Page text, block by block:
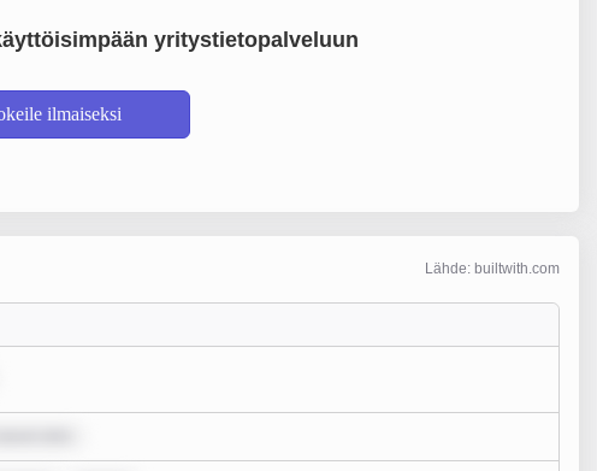
yritystietopalveluun
ilmaiseksi
Lähde: builtwith.com